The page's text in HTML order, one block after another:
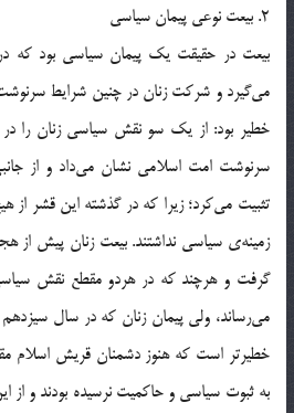
2. بیعت نوعی پیمان سیاسی
بیعت در حقیقت یک پیمان سیاسی بود که
می‌گیرد و شرکت زنان در چنین شرایط
خطیر بود: از یک سو نقش سیاسی زنان را
سرنوشت امت اسلامی نشان می‌داد و از
تثبیت می‌کرد؛ زیرا که در گذشته این قشر
زمینه‌ی سیاسی نداشتند. بیعت زنان پیش
گرفت و هرچند که در هردو مقطع نقش
می‌رساند، ولی پیمان زنان که در سال
خطیرتر است که هنوز دشمنان قریش اسلام
به ثبوت سیاسی و حاکمیت نرسیده بودند و از